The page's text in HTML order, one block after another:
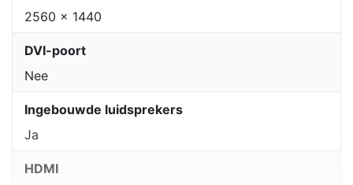
2560 x 1440
DVI-poort
Nee
Ingebouwde luidsprekers
Ja
HDMI